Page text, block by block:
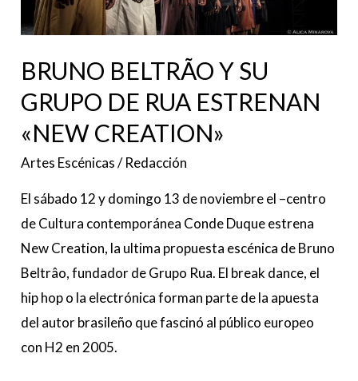
BRUNO BELTRÃO Y SU
GRUPO DE RUA ESTRENAN
«NEW CREATION»
Artes Escénicas/Redacción
El sábado 12 y domingo 13 de noviembre el –centro
de Cultura contemporánea Conde Duque estrena
New Creation, la ultima propuesta escénica de Bruno
Beltrâo, fundador de Grupo Rua. El break dance, el
hip hop o la electrónica forman parte de la apuesta
del autor brasileño que fascinó al público europeo
con H2 en 2005.
ESTRENAN
«NEW
CREATION»